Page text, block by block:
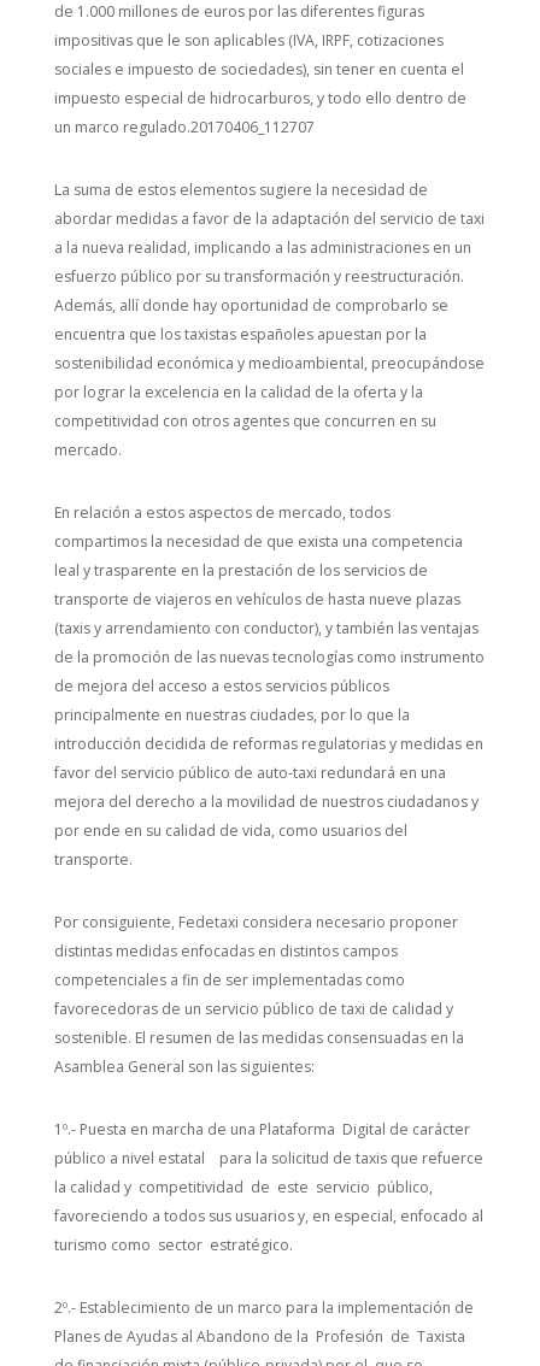
de 1.000 millones de euros por las diferentes figuras
impositivas que le son aplicables (IVA, IRPF, cotizaciones
sociales e impuesto de sociedades), sin tener en cuenta el
impuesto especial de hidrocarburos, y todo ello dentro de
un marco regulado.20170406_112707
La suma de estos elementos sugiere la necesidad de
abordar medidas a favor de la adaptación del servicio de taxi
a la nueva realidad, implicando a las administraciones en un
esfuerzo público por su transformación y reestructuración.
Además, allí donde hay oportunidad de comprobarlo se
encuentra que los taxistas españoles apuestan por la
sostenibilidad económica y medioambiental, preocupándose
por lograr la excelencia en la calidad de la oferta y la
competitividad con otros agentes que concurren en su
mercado.
En relación a estos aspectos de mercado, todos
compartimos la necesidad de que exista una competencia
leal y trasparente en la prestación de los servicios de
transporte de viajeros en vehículos de hasta nueve plazas
(taxis y arrendamiento con conductor), y también las ventajas
de la promoción de las nuevas tecnologías como instrumento
de mejora del acceso a estos servicios públicos
principalmente en nuestras ciudades, por lo que la
introducción decidida de reformas regulatorias y medidas en
favor del servicio público de auto-taxi redundará en una
mejora del derecho a la movilidad de nuestros ciudadanos y
por ende en su calidad de vida, como usuarios del
transporte.
Por consiguiente, Fedetaxi considera necesario proponer
distintas medidas enfocadas en distintos campos
competenciales a fin de ser implementadas como
favorecedoras de un servicio público de taxi de calidad y
sostenible. El resumen de las medidas consensuadas en la
Asamblea General son las siguientes:
1º.- Puesta en marcha de una Plataforma Digital de carácter
público a nivel estatal para la solicitud de taxis que refuerce
la calidad y competitividad de este servicio público,
favoreciendo a todos sus usuarios y, en especial, enfocado al
turismo como sector estratégico.
2º.- Establecimiento de un marco para la implementación de
Planes de Ayudas al Abandono de la Profesión de Taxista